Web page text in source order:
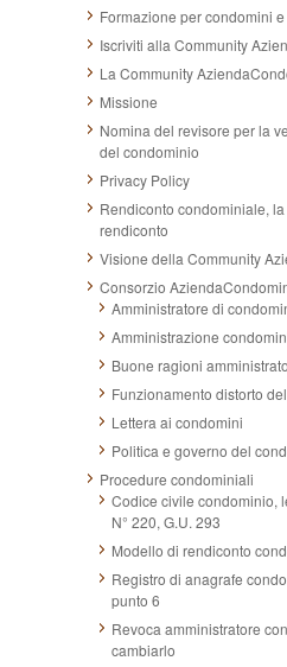
Formazione per condomini
Iscriviti alla Community
La Community
Missione
Nomina del revisore per la
del condominio
Privacy Policy
Rendiconto condominiale,
rendiconto
Visione della Community
Consorzio
Amministratore di
Amministrazione
Buone ragioni
Funzionamento distorto
Lettera ai condomini
Politica e governo del
Procedure condominiali
Codice civile condominio,
N° 220, G.U. 293
Modello di rendiconto
Registro di anagrafe
punto 6
Revoca amministratore
cambiarlo